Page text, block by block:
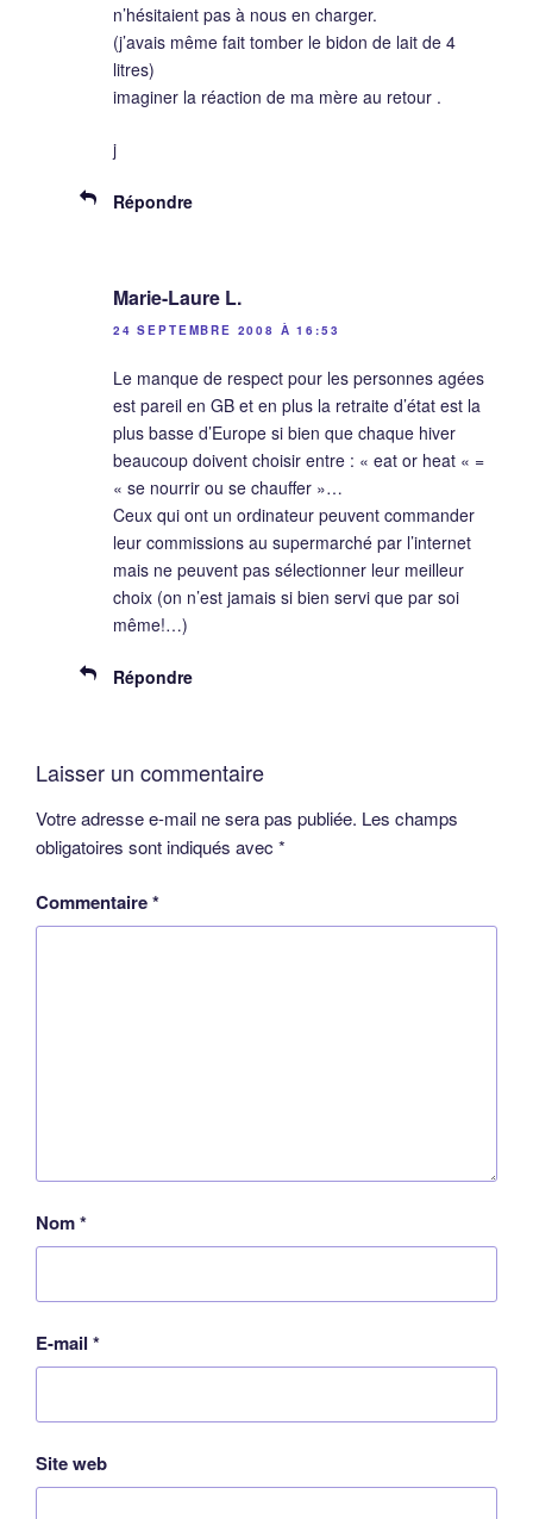
n’hésitaient pas à nous en charger.
(j’avais même fait tomber le bidon de lait de 4
litres)
imaginer la réaction de ma mère au retour .
j
Répondre
Marie-Laure L.
24 SEPTEMBRE 2008 À 16:53
Le manque de respect pour les personnes agées
est pareil en GB et en plus la retraite d’état est la
plus basse d’Europe si bien que chaque hiver
beaucoup doivent choisir entre : « eat or heat « =
« se nourrir ou se chauffer »…
Ceux qui ont un ordinateur peuvent commander
leur commissions au supermarché par l’internet
mais ne peuvent pas sélectionner leur meilleur
choix (on n’est jamais si bien servi que par soi
même!…)
Répondre
Laisser un commentaire
Votre adresse e-mail ne sera pas publiée. Les champs
obligatoires sont indiqués avec *
Commentaire*
Nom*
E-mail *
Site web